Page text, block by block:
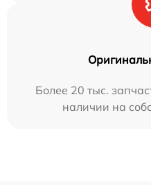
Более 20 тыс.
наличии на